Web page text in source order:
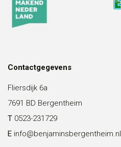
Contactgegevens
Fliersdijk 6a
7691 BD Bergentheim
T 0523-231729
E info@benjaminsbergentheim.nl